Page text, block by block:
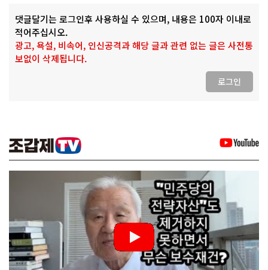
댓글달기는 로그인후 사용하실 수 있으며, 내용은 100자 이내로
적어주십시오.
광고, 욕설, 비속어, 인신공격과 해당 글과 관련 없는 글은 사전통
보없이 삭제됩니다.
로그인